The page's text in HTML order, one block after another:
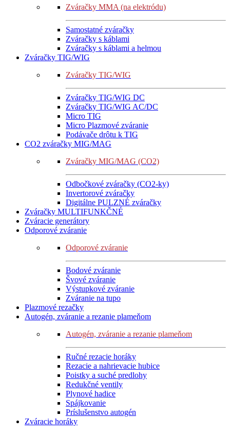
Zváračky MMA (na elektródu)
Samostatné zváračky
Zváračky s káblami
Zváračky s káblami a helmou
Zváračky TIG/WIG
Zváračky TIG/WIG
Zváračky TIG/WIG DC
Zváračky TIG/WIG AC/DC
Micro TIG
Micro Plazmové zváranie
Podávače drôtu k TIG
CO2 zváračky MIG/MAG
Zváračky MIG/MAG (CO2)
Odbočkové zváračky (CO2-ky)
Invertorové zváračky
Digitálne PULZNÉ zváračky
Zváračky MULTIFUNKČNÉ
Zváracie generátory
Odporové zváranie
Odporové zváranie
Bodové zváranie
Švové zváranie
Výstupkové zváranie
Zváranie na tupo
Plazmové rezačky
Autogén, zváranie a rezanie plameňom
Autogén, zváranie a rezanie plameňom
Ručné rezacie horáky
Rezacie a nahrievacie hubice
Poistky a suché predlohy
Redukčné ventily
Plynové hadice
Spájkovanie
Príslušenstvo autogén
Zváracie horáky